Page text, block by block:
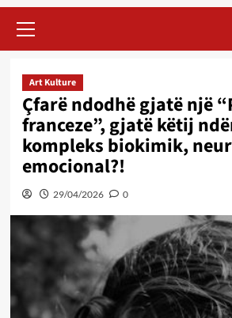
Menu
Art Kulture
Çfarë ndodhë gjatë një
franceze”, gjatë këtij
kompleks biokimik,
emocional?!
29/04/2026 0